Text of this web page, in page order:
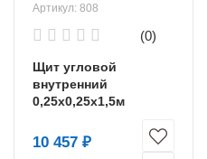
Артикул: 808
(0)
Щит угловой
внутренний
0,25х0,25х1,5м
10 457 ₽